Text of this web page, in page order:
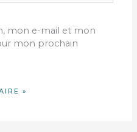
mon e-mail et mon
mon prochain